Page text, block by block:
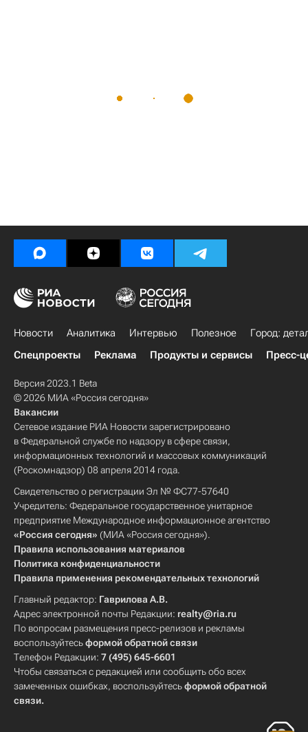
Новости Аналитика Интервью Полезное
Город:
Спецпроекты
Реклама Продукты и сервисы Пресс-
Версия 2023.1 Beta
© 2026 МИА «Россия сегодня»
Вакансии
Сетевое издание РИА Новости зарегистрировано
в Федеральной службе по надзору в сфере связи,
информационных технологий и массовых коммуникаций
(Роскомнадзор) 08 апреля 2014 года.
Свидетельство о регистрации Эл № ФС77-57640
Учредитель: Федеральное государственное унитарное
предприятие Международное информационное агентство
«Россия сегодня» (МИА «Россия сегодня»).
Правила использования материалов
Политика конфиденциальности
Правила применения рекомендательных технологий
Главный редактор: Гаврилова А.В.
Адрес электронной почты Редакции: realty@ria.ru
По вопросам размещения пресс-релизов и рекламы
воспользуйтесьформой обратной связи
Телефон Редакции: 7 (495) 645-6601
Чтобы связаться с редакцией или сообщить обо всех
замеченных ошибках, воспользуйтесьформой обратной
связи.